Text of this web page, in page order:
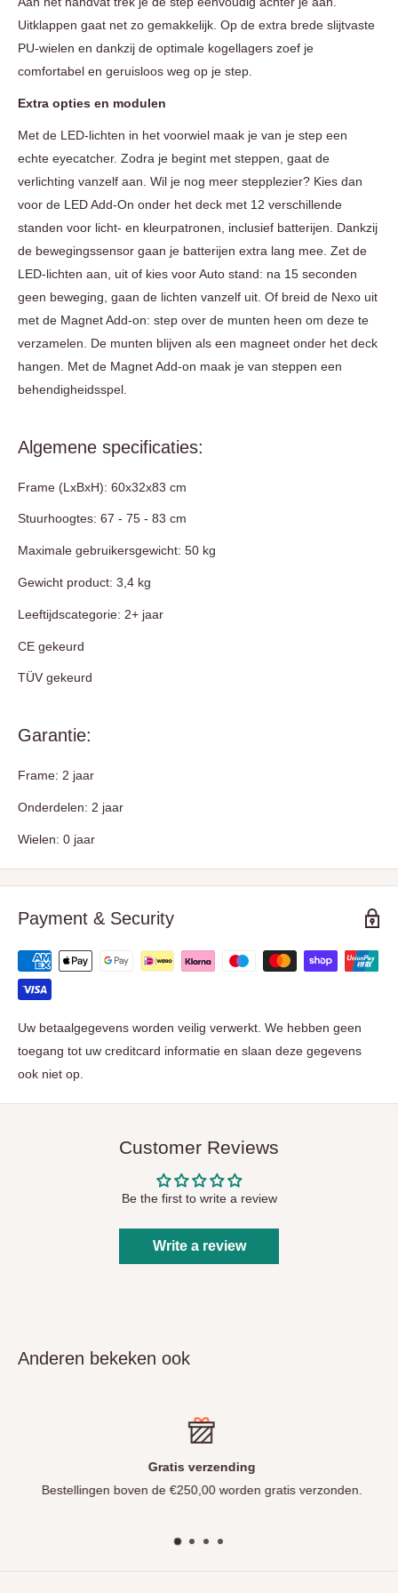
Uitklappen gaat net zo gemakkelijk. Op de extra brede slijtvaste
PU-wielen en dankzij de optimale kogellagers zoef je
comfortabel en geruisloos weg op je step.
Extra opties en modulen
Met de LED-lichten in het voorwiel maak je van je step een
echte eyecatcher. Zodra je begint met steppen, gaat de
verlichting vanzelf aan. Wil je nog meer stepplezier? Kies dan
voor de LED Add-On onder het deck met 12 verschillende
standen voor licht- en kleurpatronen, inclusief batterijen. Dankzij
de bewegingssensor gaan je batterijen extra lang mee. Zet de
LED-lichten aan, uit of kies voor Auto stand: na 15 seconden
geen beweging, gaan de lichten vanzelf uit. Of breid de Nexo uit
met de Magnet Add-on: step over de munten heen om deze te
verzamelen. De munten blijven als een magneet onder het deck
hangen. Met de Magnet Add-on maak je van steppen een
behendigheidsspel.
Algemene specificaties:
Frame (LxBxH): 60x32x83 cm
Stuurhoogtes: 67 - 75 - 83 cm
Maximale gebruikersgewicht: 50 kg
Gewicht product: 3,4 kg
Leeftijdscategorie: 2+ jaar
CE gekeurd
TÜV gekeurd
Garantie:
Frame: 2 jaar
Onderdelen: 2 jaar
Wielen: 0 jaar
Payment & Security
Uw betaalgegevens worden veilig verwerkt. We hebben geen
toegang tot uw creditcard informatie en slaan deze gegevens
ook niet op.
Customer Reviews
Be the first to write a review
Write a review
Anderen bekeken ook
Gratis verzending
Bestellingen boven de €250,00 worden gratis verzonden.